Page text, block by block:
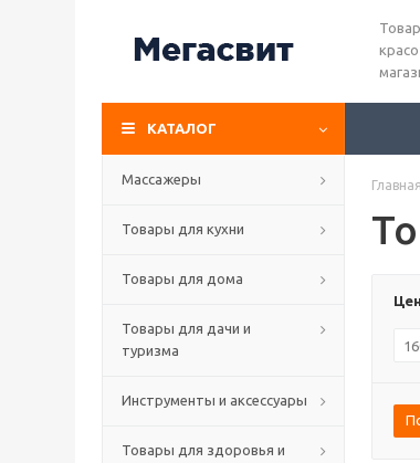
КАТАЛОГ
Массажеры
Товары для кухни
Товары для дома
Товары для дачи и
туризма
Инструменты и аксессуары
Товары для здоровья и
Главная